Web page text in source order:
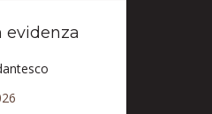
evidenza